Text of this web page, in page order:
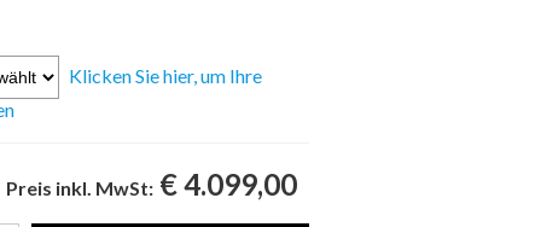
Klicken Sie hier, um Ihre
Preis inkl. MwSt: € 4.099,00